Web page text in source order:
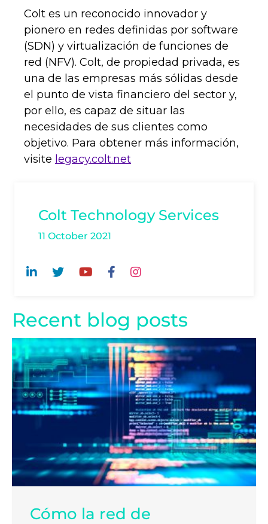
Colt es un reconocido innovador y
pionero en redes definidas por software
(SDN) y virtualización de funciones de
red (NFV). Colt, de propiedad privada, es
una de las empresas más sólidas desde
el punto de vista financiero del sector y,
por ello, es capaz de situar las
necesidades de sus clientes como
objetivo. Para obtener más información,
visite legacy.colt.net
Colt Technology Services
11 October 2021
Recent blog posts
Cómo la red de